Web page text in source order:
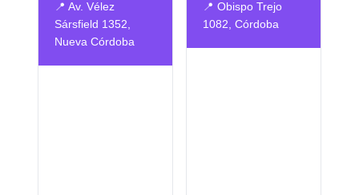
📍 Av. Vélez
Sársfield 1352,
Nueva Córdoba
📍 Obispo Trejo
1082, Córdoba